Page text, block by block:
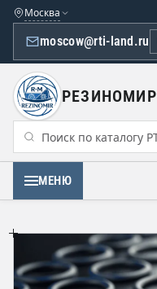
Москва
moscow@rti-land.ru
РЕЗИНОМИР
МЕНЮ